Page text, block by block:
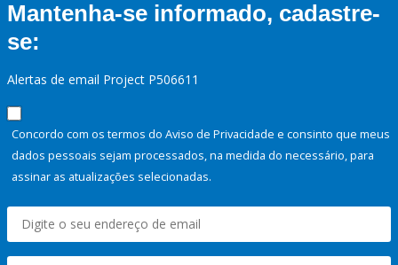
Mantenha-se informado, cadastre-
se:
Alertas de email Project P506611
Concordo com os termos do Aviso de Privacidade e consinto que meus
dados pessoais sejam processados, na medida do necessário, para
assinar as atualizações selecionadas.